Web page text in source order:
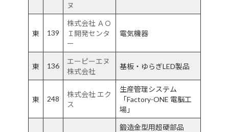
ヌ
東 139
株式会社 ＡＯ
Ｉ開発センタ
ー
電気機器
東 136
エーピーエヌ
株式会社
基板・ゆらぎLED製品
東 248
株式会社 エク
ス
生産管理システム
「Factory-ONE 電脳工
場」
鍛造金型用超硬部品